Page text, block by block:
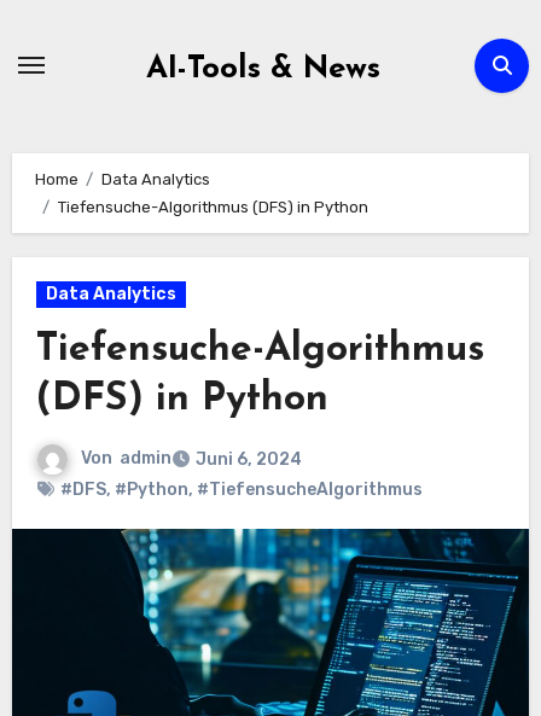
AI-Tools & News
Home
Data Analytics
Tiefensuche-Algorithmus (DFS) in Python
Data Analytics
Tiefensuche-Algorithmus
(DFS) in Python
Von admin
Juni 6, 2024
#DFS, #Python, #TiefensucheAlgorithmus